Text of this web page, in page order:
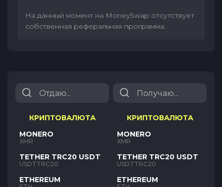
На данный момент на MoneySwap отсутствует
собственная реферальная программа.
КРИПТОВАЛЮТА
MONERO
XMR
TETHER TRC20 USDT
USDTTRC20
ETHEREUM
КРИПТОВАЛЮТА
MONERO
XMR
TETHER TRC20 USDT
USDTTRC20
ETHEREUM